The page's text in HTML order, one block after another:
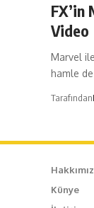
FX’in
Video
Marvel
hamle
Tarafından
Künye